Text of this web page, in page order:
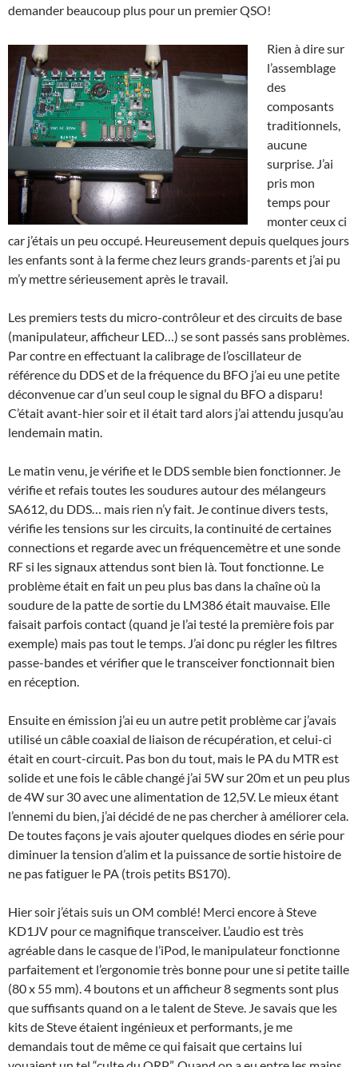
demander beaucoup plus pour un premier QSO!
Rien à dire sur
l’assemblage
des
composants
traditionnels,
aucune
surprise. J’ai
pris mon
temps pour
monter ceux ci
car j’étais un peu occupé. Heureusement depuis quelques jours
les enfants sont à la ferme chez leurs grands-parents et j’ai pu
m’y mettre sérieusement après le travail.
Les premiers tests du micro-contrôleur et des circuits de base
(manipulateur, afficheur LED…) se sont passés sans problèmes.
Par contre en effectuant la calibrage de l’oscillateur de
référence du DDS et de la fréquence du BFO j’ai eu une petite
déconvenue car d’un seul coup le signal du BFO a disparu!
C’était avant-hier soir et il était tard alors j’ai attendu jusqu’au
lendemain matin.
Le matin venu, je vérifie et le DDS semble bien fonctionner. Je
vérifie et refais toutes les soudures autour des mélangeurs
SA612, du DDS… mais rien n’y fait. Je continue divers tests,
vérifie les tensions sur les circuits, la continuité de certaines
connections et regarde avec un fréquencemètre et une sonde
RF si les signaux attendus sont bien là. Tout fonctionne. Le
problème était en fait un peu plus bas dans la chaîne où la
soudure de la patte de sortie du LM386 était mauvaise. Elle
faisait parfois contact (quand je l’ai testé la première fois par
exemple) mais pas tout le temps. J’ai donc pu régler les filtres
passe-bandes et vérifier que le transceiver fonctionnait bien
en réception.
Ensuite en émission j’ai eu un autre petit problème car j’avais
utilisé un câble coaxial de liaison de récupération, et celui-ci
était en court-circuit. Pas bon du tout, mais le PA du MTR est
solide et une fois le câble changé j’ai 5W sur 20m et un peu plus
de 4W sur 30 avec une alimentation de 12,5V. Le mieux étant
l’ennemi du bien, j’ai décidé de ne pas chercher à améliorer cela.
De toutes façons je vais ajouter quelques diodes en série pour
diminuer la tension d’alim et la puissance de sortie histoire de
ne pas fatiguer le PA (trois petits BS170).
Hier soir j’étais suis un OM comblé! Merci encore à Steve
KD1JV pour ce magnifique transceiver. L’audio est très
agréable dans le casque de l’iPod, le manipulateur fonctionne
parfaitement et l’ergonomie très bonne pour une si petite taille
(80 x 55 mm). 4 boutons et un afficheur 8 segments sont plus
que suffisants quand on a le talent de Steve. Je savais que les
kits de Steve étaient ingénieux et performants, je me
demandais tout de même ce qui faisait que certains lui